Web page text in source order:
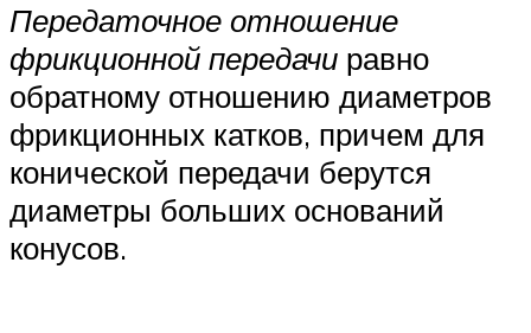
Передаточное отношение
фрикционной передачи равно
обратному отношению диаметров
фрикционных катков, причем для
конической передачи берутся
диаметры больших оснований
конусов.